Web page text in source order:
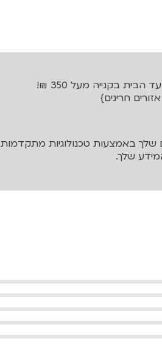
בקנייה מעל 350 ₪!
באמצעות טכנולוגיות מתקדמות
שלך.